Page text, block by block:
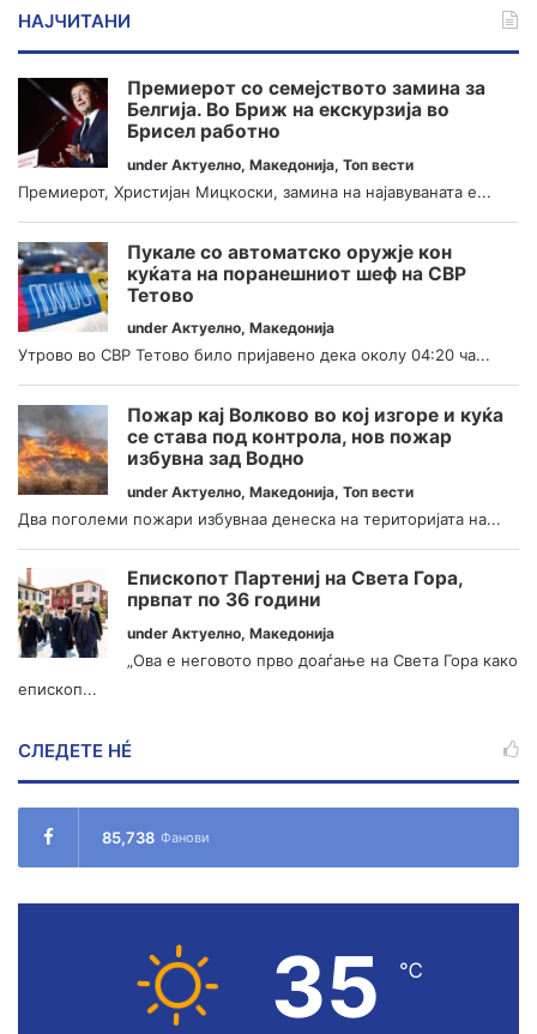
НАЈЧИТАНИ
Премиерот со семејството замина за
Белгија. Во Бриж на екскурзија во
Брисел работно
under Актуелно, Македонија, Топ вести
Премиерот, Христијан Мицкоски, замина на најавуваната е...
Пукале со автоматско оружје кон
куќата на поранешниот шеф на СВР
Тетово
under Актуелно, Македонија
Утрово во СВР Тетово било пријавено дека околу 04:20 ча...
Пожар кај Волково во кој изгоре и куќа
се става под контрола, нов пожар
избувна зад Водно
under Актуелно, Македонија, Топ вести
Два поголеми пожари избувнаа денеска на територијата на...
Епископот Партениј на Света Гора,
првпат по 36 години
under Актуелно, Македонија
„Ова е неговото прво доаѓање на Света Гора како
епископ...
СЛЕДЕТЕ НÉ
85,738 Фанови
35 ℃